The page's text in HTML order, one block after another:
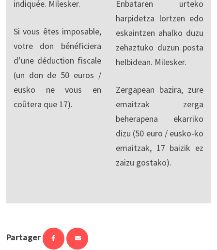
indiquée. Milesker.
Si vous êtes imposable,
votre don bénéficiera
d’une déduction fiscale
(un don de 50 euros /
eusko ne vous en
coûtera que 17).
Enbataren urteko
harpidetza lortzen edo
eskaintzen ahalko duzu
zehaztuko duzun posta
helbidean. Milesker.
Zergapean bazira, zure
emaitzak zerga
beherapena ekarriko
dizu (50 euro / eusko-ko
emaitzak, 17 baizik ez
zaizu gostako).
Partager